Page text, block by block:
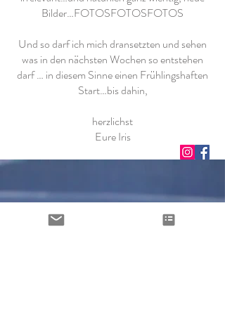
Bilder…FOTOSFOTOSFOTOS
Und so darf ich mich dransetzten und sehen
was in den nächsten Wochen so entstehen
darf … in diesem Sinne einen Frühlingshaften
Start…bis dahin,
herzlichst
Eure Iris